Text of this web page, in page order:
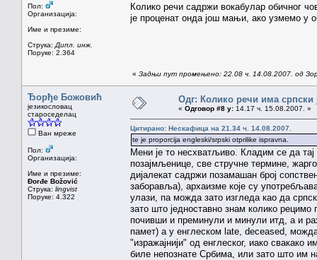
Пол:
Организација:
Име и презиме:
Струка: Дипл. инж.
Поруке: 2.364
Колико речи садржи вокабулар обичног
је проценат онда још мањи, ако узмемо у
« Задњи пут промењено: 22.08 ч. 14.08.2007. од
Ђорђе Божовић
језикословац
староседелац
Ван мреже
Пол:
Организација:
Име и презиме:
Đorđe Božović
Струка: lingvist
Поруке: 4.322
Одг: Колико речи има српски
« Одговор #8 у: 14.17 ч. 15.08.2007. »
Цитирано: Нескафица на 21.34 ч. 14.08.2007.
te je proporcija engleski/srpski otprilike ispravna.
Мени је то несхватљиво. Кладим се да тај
позајмљенице, све стручне термине,
дијалекат садржи позамашан број
заборавља), архаизме које су
улази, па можда зато изгледа као да
зато што једноставно знам колико рецимо
почивши и преминули и минули итд, а и
памет) а у енглеском late, deceased,
"изражајнији" од енглеског, иако свакако
биле непознате Србима, или зато што им